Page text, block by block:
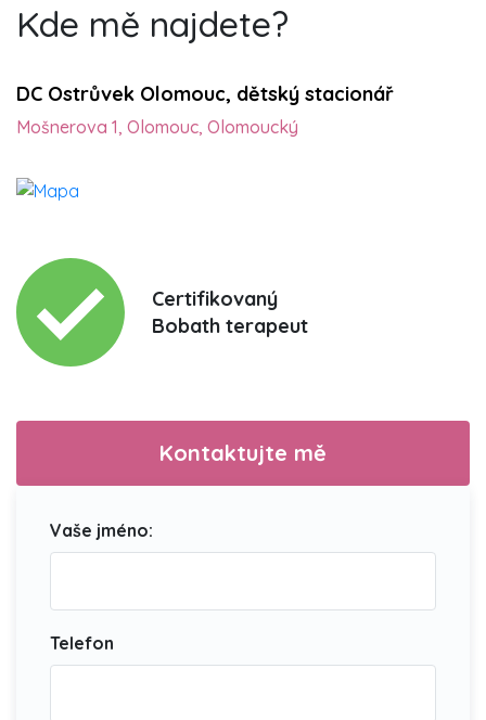
Kde mě najdete?
DC Ostrůvek Olomouc, dětský stacionář
Mošnerova 1, Olomouc, Olomoucký
Certifikovaný
Bobath terapeut
Kontaktujte mě
Vaše jméno:
Telefon